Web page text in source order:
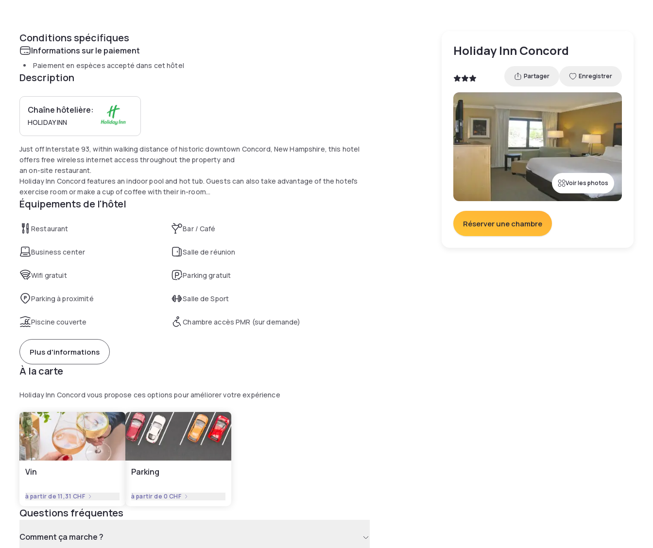
Conditions spécifiques
Informations sur le paiement
Paiement en espèces accepté dans cet hôtel
Description
Chaîne hôtelière:
HOLIDAY INN
Just off Interstate 93, within walking distance of historic downtown Concord, New Hampshire, this hotel
offers free wireless internet access throughout the property and
an on-site restaurant.
Holiday Inn Concord features an indoor pool and hot tub. Guests can also take advantage of the hotel's
exercise room or make a cup of coffee with their in-room
coffeemaker. After a busy day, guests can enjoy modern, American cuisine at the EJ's on Main.
Attractions such as the Capitol Center for the Arts and the Christa McAuliffe Planetarium are minutes from
the Concord Holiday Inn. Within a short drive, guests can visit
the New Hampshire Motor Speedway or explore the Canterbury Shaker Village.
Équipements de l'hôtel
Restaurant Bar / Café
Business center Salle de réunion
Wifi gratuit Parking gratuit
Parking à proximité Salle de Sport
Piscine couverte Chambre accès PMR (sur demande)
Plus d'informations
À la carte
Holiday Inn Concord vous propose ces options pour améliorer votre expérience
Vin
à partir de 11,31 CHF
Parking
à partir de 0 CHF
Questions fréquentes
Comment ça marche ?
Holiday Inn Concord
Partager Enregistrer
Voir les photos
Réserver une chambre